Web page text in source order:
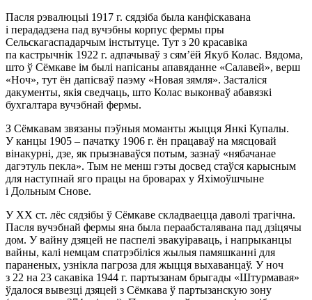
Пасля рэвалюцыі 1917 г. сядзіба была канфіскавана
і перададзена пад вучэбны корпус фермы пры
Сельскагаспадарчым інстытуце. Тут з 20 красавіка
па кастрычнік 1922 г. адпачываў з сям’ёй Якуб Колас. Вядома,
што ў Сёмкаве ім былі напісаны апавяданне «Салавей», верш
«Ноч», тут ён дапісваў паэму «Новая зямля». Засталіся
дакументы, якія сведчаць, што Колас выконваў абавязкі
бухгалтара вучэбнай фермы.
З Сёмкавам звязаны пэўныя моманты жыцця Янкі Купалы.
У канцы 1905 – пачатку 1906 г. ён працаваў на мясцовай
вінакурні, дзе, як прызнаваўся потым, зазнаў «нябачанае
дагэтуль пекла». Тым не менш гэты досвед стаўся карысным
для наступнай яго працы на броварах у Яхімоўшчыне
і Дольным Снове.
У XX ст. лёс сядзібы ў Сёмкаве складваецца даволі трагічна.
Пасля вучэбнай фермы яна была пераабсталявана пад дзіцячы
дом. У вайну дзяцей не паспелі эвакуіраваць, і напрыканцы
вайны, калі немцам спатрэбіліся жылыя памяшканні для
параненых, узнікла пагроза для жыцця выхаванцаў. У ноч
з 22 на 23 сакавіка 1944 г. партызанам брыгады «Штурмавая»
ўдалося вывезці дзяцей з Сёмкава ў партызанскую зону